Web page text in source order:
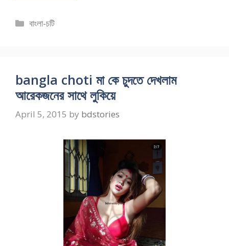
Categories
বাংলা-চটি
bangla choti মা কে চুদতে দেখলাম
আরেকজনের সাথে লুকিয়ে
April 5, 2015 by bdstories